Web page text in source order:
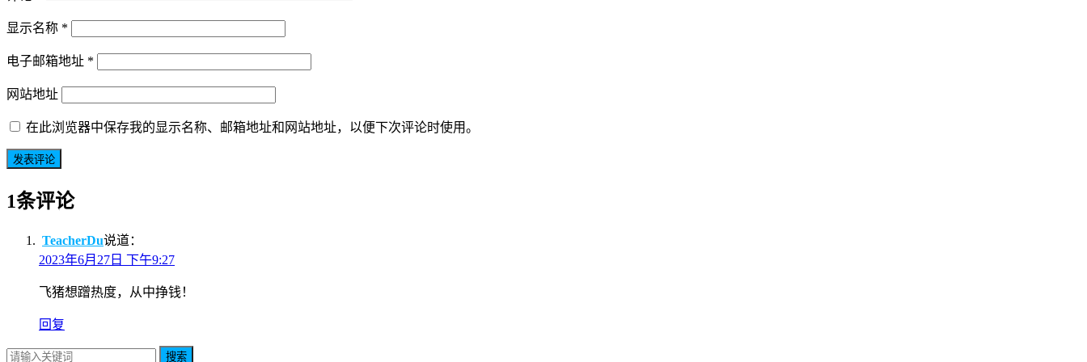
显示名称 *
电子邮箱地址 *
网站地址
在此浏览器中保存我的显示名称、邮箱地址和网站地址，以便下次评论时使用。
1条评论
TeacherDu说道：
2023年6月27日 下午9:27
飞猪想蹭热度，从中挣钱！
回复
搜索